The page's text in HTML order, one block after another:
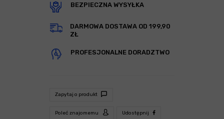
BEZPIECZNA WYSYŁKA
DARMOWA DOSTAWA OD 199,90
ZŁ
PROFESJONALNE DORADZTWO
Zapytaj o produkt
Poleć znajomemu Udostępnij